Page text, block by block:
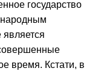
государство
время. Кстати, в